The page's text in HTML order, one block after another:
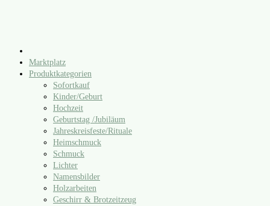
Marktplatz
Produktkategorien
Sofortkauf
Kinder/​Geburt
Hochzeit
Geburtstag /​Jubiläum
Jahreskreisfeste/​Rituale
Heimschmuck
Schmuck
Lichter
Namensbilder
Holzarbeiten
Geschirr & Brotzeitzeug